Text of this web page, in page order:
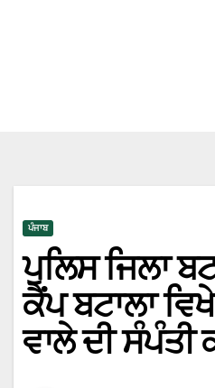
ਪੰਜਾਬ
ਪੁਲਿਸ ਜਿਲਾ
ਕੈਂਪ ਬਟਾਲਾ
ਵਾਲੇ ਦੀ ਸੰਪੰਤੀ